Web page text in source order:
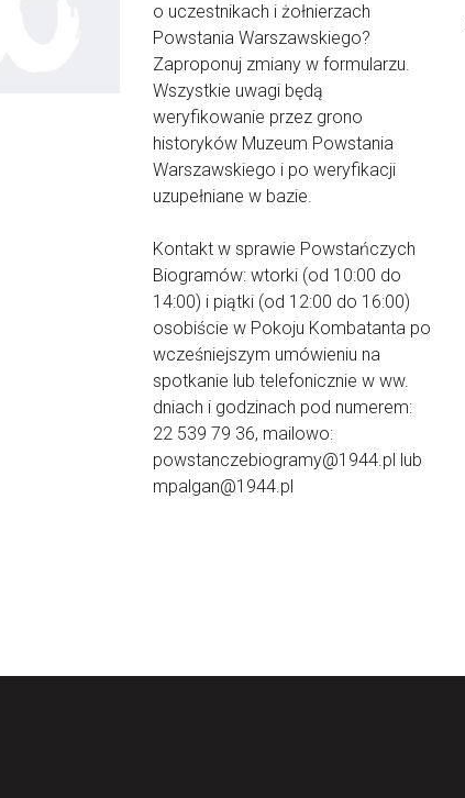
o uczestnikach i żołnierzach
Powstania Warszawskiego?
Zaproponuj zmiany w formularzu.
Wszystkie uwagi będą
weryfikowanie przez grono
historyków Muzeum Powstania
Warszawskiego i po weryfikacji
uzupełniane w bazie.
Kontakt w sprawie Powstańczych
Biogramów: wtorki (od 10:00 do
14:00) i piątki (od 12:00 do 16:00)
osobiście w Pokoju Kombatanta po
wcześniejszym umówieniu na
spotkanie lub telefonicznie w ww.
dniach i godzinach pod numerem:
22 539 79 36, mailowo:
powstanczebiogramy@1944.pl lub
mpalgan@1944.pl